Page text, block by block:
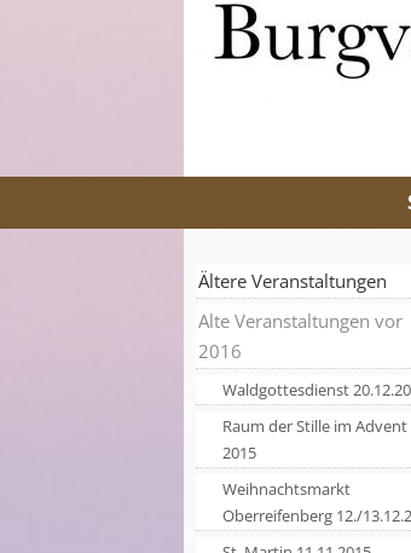
Ältere Veranstaltungen
Alte Veranstaltungen vor
2016
Waldgottesdienst
Raum der Stille im Advent
2015
Weihnachtsmarkt
Oberreifenberg 12./